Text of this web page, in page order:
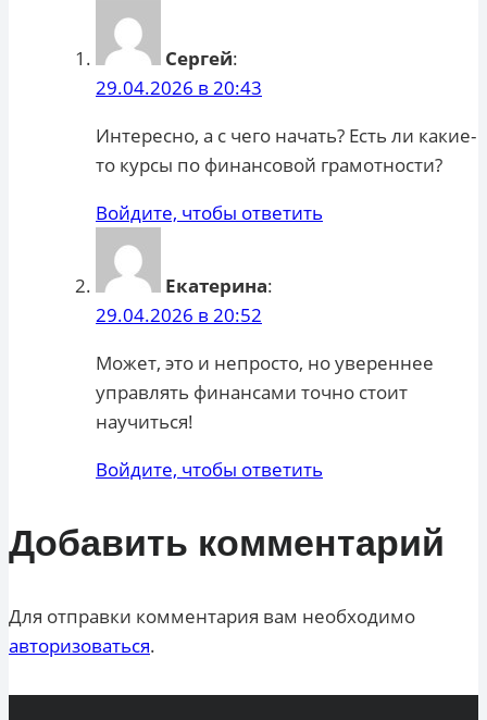
Сергей:
29.04.2026 в 20:43
Интересно, а с чего начать? Есть ли какие-
то курсы по финансовой грамотности?
Войдите, чтобы ответить
Екатерина:
29.04.2026 в 20:52
Может, это и непросто, но увереннее
управлять финансами точно стоит
научиться!
Войдите, чтобы ответить
Добавить комментарий
Для отправки комментария вам необходимо
авторизоваться.